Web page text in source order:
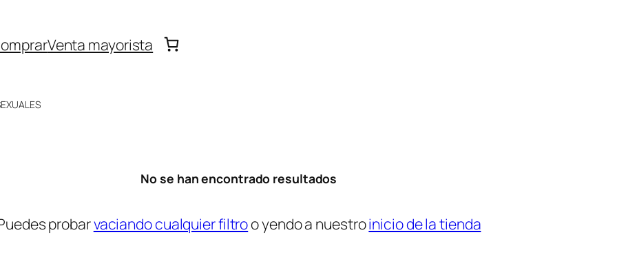
Venta mayorista
No se han encontrado resultados
probarvaciando cualquier filtroo yendo a nuestroinicio de la tienda